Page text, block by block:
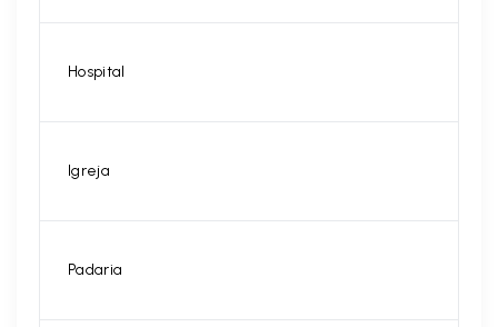
Hospital
Igreja
Padaria